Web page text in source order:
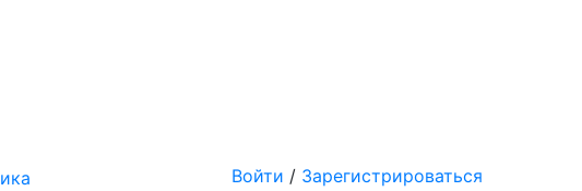
Войти / Зарегистрироваться